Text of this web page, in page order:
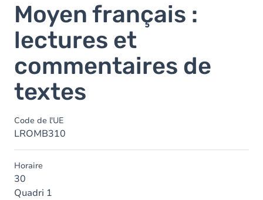
Moyen français :
lectures et
commentaires de
textes
Code de l'UE
LROMB310
Horaire
30
Quadri 1